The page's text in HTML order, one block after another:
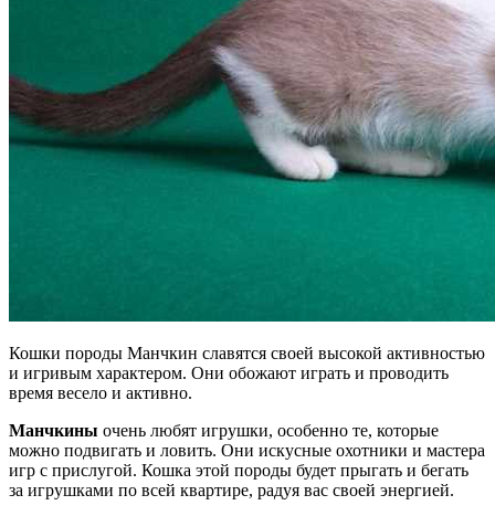
Кошки породы Манчкин славятся своей высокой активностью
и игривым характером. Они обожают играть и проводить
время весело и активно.
Манчкины очень любят игрушки, особенно те, которые
можно подвигать и ловить. Они искусные охотники и мастера
игр с прислугой. Кошка этой породы будет прыгать и бегать
за игрушками по всей квартире, радуя вас своей энергией.